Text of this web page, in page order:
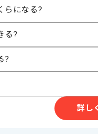
経験やスキルをお持ちであれば申
間
140時間〜180時間
ト
らになる?
る?
?
詳し